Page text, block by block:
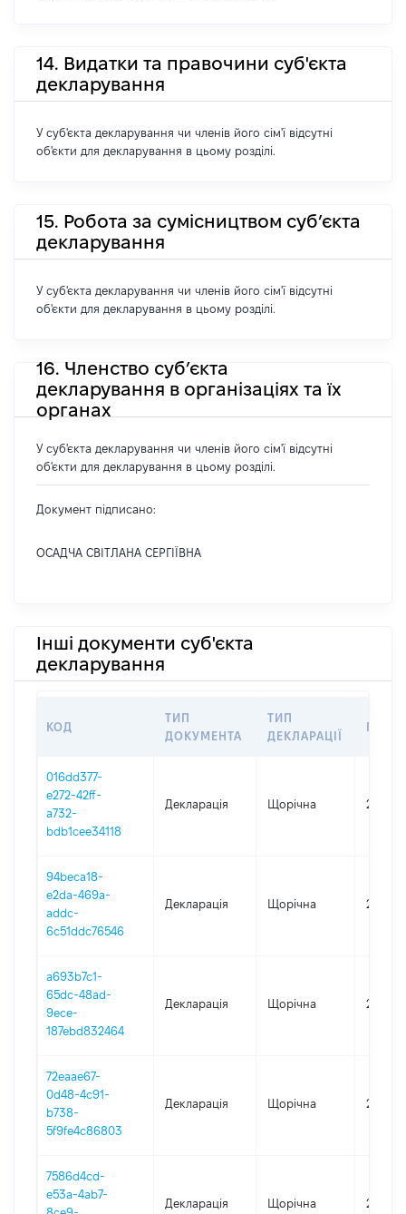
14. Видатки та правочини суб'єкта
декларування
У суб'єкта декларування чи членів його сім'ї відсутні
об'єкти для декларування в цьому розділі.
15. Робота за сумісництвом суб’єкта
декларування
У суб'єкта декларування чи членів його сім'ї відсутні
об'єкти для декларування в цьому розділі.
16. Членство суб’єкта
декларування в організаціях та їх
органах
У суб'єкта декларування чи членів його сім'ї відсутні
об'єкти для декларування в цьому розділі.
Документ підписано:
ОСАДЧА СВІТЛАНА СЕРГІЇВНА
Інші документи суб'єкта
декларування
КОД
ТИП
ДОКУМЕНТА
ТИП
ДЕКЛАРАЦІЇ
016dd377-
e272-42ff-
a732-
bdb1cee34118
Декларація Щорічна 2025
94beca18-
e2da-469a-
addc-
6c51ddc76546
Декларація Щорічна 2024
a693b7c1-
65dc-48ad-
9ece-
187ebd832464
Декларація Щорічна 2023
72eaae67-
0d48-4c91-
b738-
5f9fe4c86803
Декларація Щорічна 2022
7586d4cd-
e53a-4ab7-
Декларація Щорічна 2021